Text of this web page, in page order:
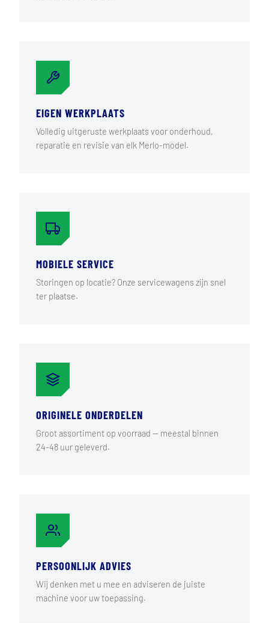
EIGEN WERKPLAATS
Volledig uitgeruste werkplaats voor onderhoud,
reparatie en revisie van elk Merlo-model.
MOBIELE SERVICE
Storingen op locatie? Onze servicewagens zijn snel
ter plaatse.
ORIGINELE ONDERDELEN
Groot assortiment op voorraad — meestal binnen
24-48 uur geleverd.
PERSOONLIJK ADVIES
Wij denken met u mee en adviseren de juiste
machine voor uw toepassing.